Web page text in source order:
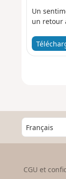
Un
un retour
C
h
o
CGU et